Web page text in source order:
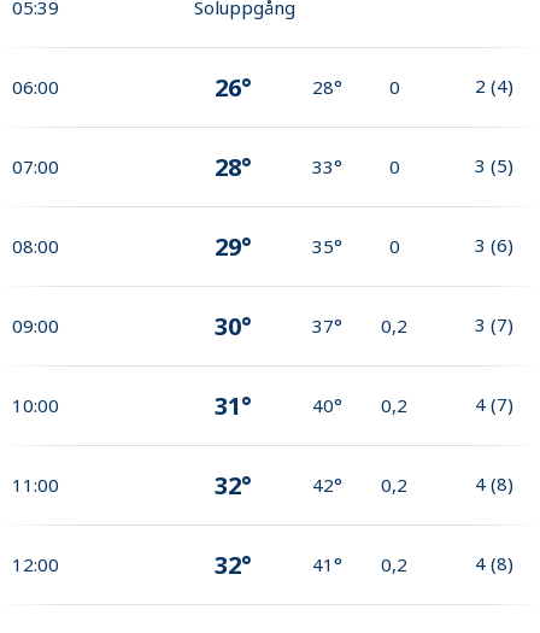
05:39 Soluppgång
06:00 26° 28° 0 2 (4)
07:00 28° 33° 0 3 (5)
08:00 29° 35° 0 3 (6)
09:00 30° 37° 0,2 3 (7)
10:00 31° 40° 0,2 4 (7)
11:00 32° 42° 0,2 4 (8)
12:00 32° 41° 0,2 4 (8)